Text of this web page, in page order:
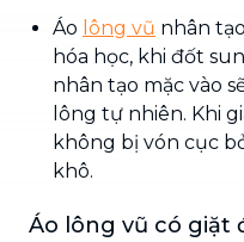
Áo lông vũ nhân
hóa học, khi đốt
nhân tạo mặc vào
lông tự nhiên. Khi
không bị vón cục
khô.
Áo lông vũ có giặt